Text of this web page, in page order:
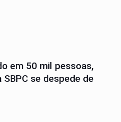
em 50 mil pessoas,
SBPC se despede de